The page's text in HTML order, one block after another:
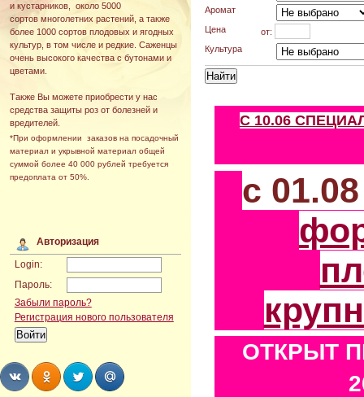
и кустарников, около 5000
сортов многолетних растений, а также
более 1000 сортов плодовых и ягодных
культур, в том числе и редкие. Саженцы
очень высокого качества с бутонами и
цветами.
Также Вы можете приобрести у нас
средства защиты роз от болезней и
вредителей.
*При оформлении заказов на посадочный
материал и укрывной материал общей
суммой более 40 000 рублей требуется
предоплата от 50%.
Авторизация
Login:
Пароль:
Забыли пароль?
Регистрация нового пользователя
Аромат
Цена
от:
Культура
С 10.06
с
ОТКРЫТ